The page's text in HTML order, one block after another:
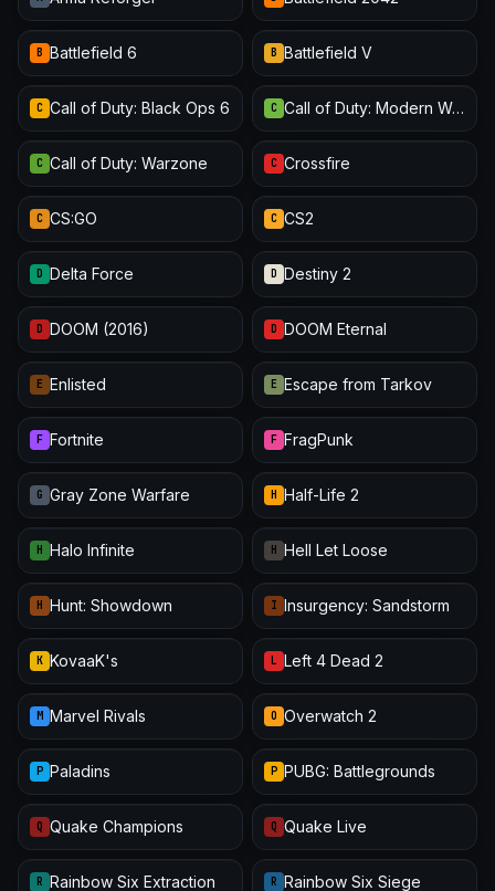
B Battlefield 6 B Battlefield V
C Call of Duty: Black Ops 6 C Call of Duty: Modern Warfare III
C Call of Duty: Warzone C Crossfire
C CS:GO C CS2
D Delta Force D Destiny 2
D DOOM (2016) D DOOM Eternal
E Enlisted E Escape from Tarkov
F Fortnite F FragPunk
G Gray Zone Warfare H Half-Life 2
H Halo Infinite H Hell Let Loose
H Hunt: Showdown I Insurgency: Sandstorm
K KovaaK's L Left 4 Dead 2
M Marvel Rivals O Overwatch 2
P Paladins P PUBG: Battlegrounds
Q Quake Champions Q Quake Live
R Rainbow Six Extraction R Rainbow Six Siege